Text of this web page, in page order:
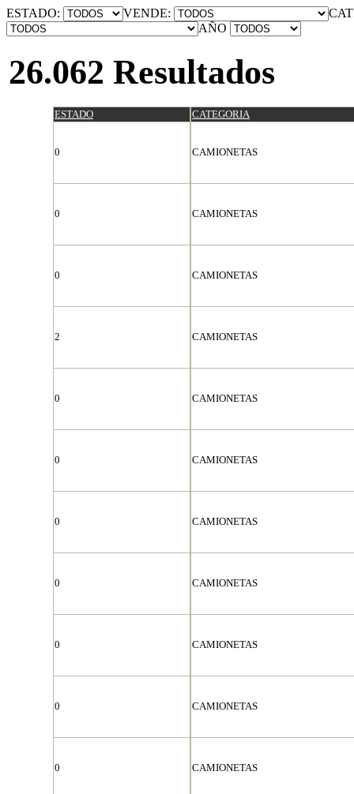
ESTADO: VENDE:
AÑO
26.062 Resultados
ESTADO CATEGORIA
0 CAMIONETAS
0 CAMIONETAS
0 CAMIONETAS
2 CAMIONETAS
0 CAMIONETAS
0 CAMIONETAS
0 CAMIONETAS
0 CAMIONETAS
0 CAMIONETAS
0 CAMIONETAS
0 CAMIONETAS